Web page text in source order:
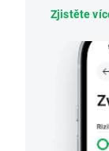
Zjistěte